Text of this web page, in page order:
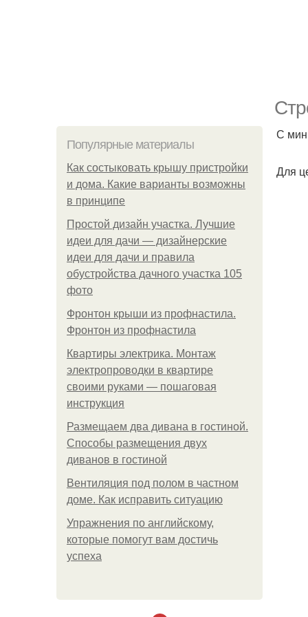
Популярные материалы
Как состыковать крышу пристройки
и дома. Какие варианты возможны
в принципе
Простой дизайн участка. Лучшие
идеи для дачи — дизайнерские
идеи для дачи и правила
обустройства дачного участка 105
фото
Фронтон крыши из профнастила.
Фронтон из профнастила
Квартиры электрика. Монтаж
электропроводки в квартире
своими руками — пошаговая
инструкция
Размещаем два дивана в гостиной.
Способы размещения двух
диванов в гостиной
Вентиляция под полом в частном
доме. Как исправить ситуацию
Упражнения по английскому,
которые помогут вам достичь
успеха
С
Для